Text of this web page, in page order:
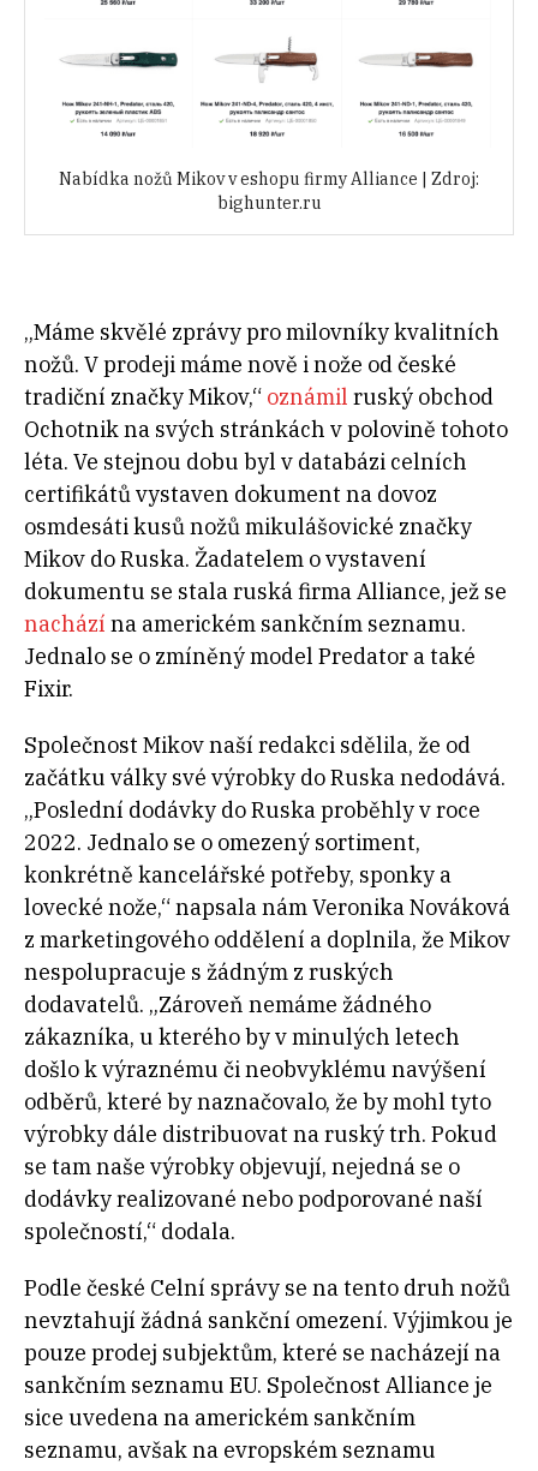
Nabídka nožů Mikov v eshopu firmy Alliance | Zdroj:
bighunter.ru
„Máme skvělé zprávy pro milovníky kvalitních
nožů. V prodeji máme nově i nože od české
tradiční značky Mikov,“ oznámil ruský obchod
Ochotnik na svých stránkách v polovině tohoto
léta. Ve stejnou dobu byl v databázi celních
certifikátů vystaven dokument na dovoz
osmdesáti kusů nožů mikulášovické značky
Mikov do Ruska. Žadatelem o vystavení
dokumentu se stala ruská firma Alliance, jež se
nachází na americkém sankčním seznamu.
Jednalo se o zmíněný model Predator a také
Fixir.
Společnost Mikov naší redakci sdělila, že od
začátku války své výrobky do Ruska nedodává.
„Poslední dodávky do Ruska proběhly v roce
2022. Jednalo se o omezený sortiment,
konkrétně kancelářské potřeby, sponky a
lovecké nože,“ napsala nám Veronika Nováková
z marketingového oddělení a doplnila, že Mikov
nespolupracuje s žádným z ruských
dodavatelů. „Zároveň nemáme žádného
zákazníka, u kterého by v minulých letech
došlo k výraznému či neobvyklému navýšení
odběrů, které by naznačovalo, že by mohl tyto
výrobky dále distribuovat na ruský trh. Pokud
se tam naše výrobky objevují, nejedná se o
dodávky realizované nebo podporované naší
společností,“ dodala.
Podle české Celní správy se na tento druh nožů
nevztahují žádná sankční omezení. Výjimkou je
pouze prodej subjektům, které se nacházejí na
sankčním seznamu EU. Společnost Alliance je
sice uvedena na americkém sankčním
seznamu, avšak na evropském seznamu